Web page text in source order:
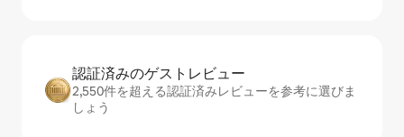
認証済みのゲ⁠ス⁠ト⁠レ⁠ビ⁠ュ⁠ー
2,550件を超える認証済みレビューを参考に選びま
しょう